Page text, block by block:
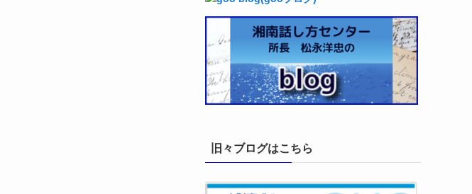
旧々ブログはこちら